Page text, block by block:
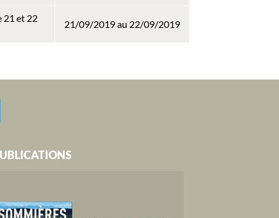
21 et 22
21/09/2019 au 22/09/2019